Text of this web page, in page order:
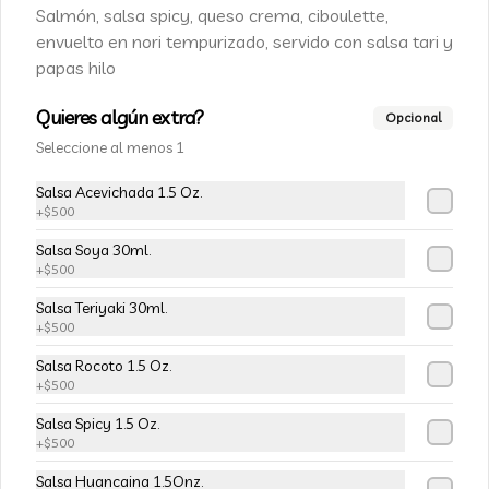
cebollín, envuelto en palta
Queso crema, champiñon furay y
cebollín frito en tempura.
$5.490$6.490
115-Vivian Rolls
Palta, champiñon furay, cebollín,
salsa teriyaki, cubierto de mix de papas
nativas
Salmón, salsa spicy, queso crema, ciboulette,
envuelto en nori tempurizado, servido con salsa tari y
papas hilo
Quieres algún extra? Opcional
Seleccione al menos 1
Salsa Acevichada 1.5 Oz.
+$500
Salsa Soya 30ml.
+$500
Salsa Teriyaki 30ml.
+$500
Salsa Rocoto 1.5 Oz.
+$500
Salsa Spicy 1.5 Oz.
+$500
Salsa Huancaina 1.5Onz.